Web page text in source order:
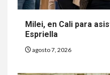
Milei, en Cali para
Espriella
agosto 7, 2026